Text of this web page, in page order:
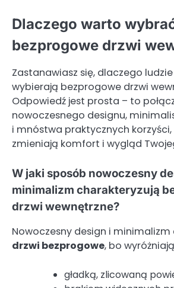
Dlaczego warto
bezprogowe drzwi
Zastanawiasz się, dlaczego
wybierają bezprogowe drzwi
Odpowiedź jest prosta – to
nowoczesnego designu,
i mnóstwa praktycznych
zmieniają komfort i wygląd
W jaki sposób nowoczesny
minimalizm charakteryzują
drzwi wewnętrzne?
Nowoczesny design i
drzwi bezprogowe, bo
gładką, zlicowaną